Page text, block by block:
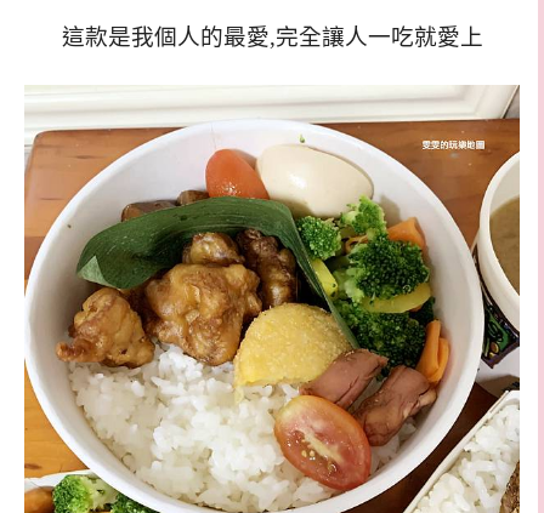
這款是我個人的最愛,完全讓人一吃就愛上